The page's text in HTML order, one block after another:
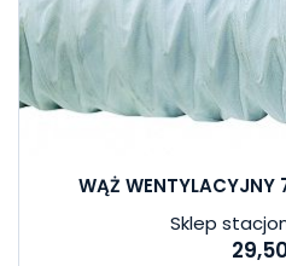
WĄŻ
Sklep